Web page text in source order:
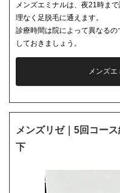
メンズエミナルは、夜21時ま
理なく足脱毛に通えます。
診療時間は院によって異なる
しておきましょう。
メンズエ
メンズリゼ｜5回コー
下